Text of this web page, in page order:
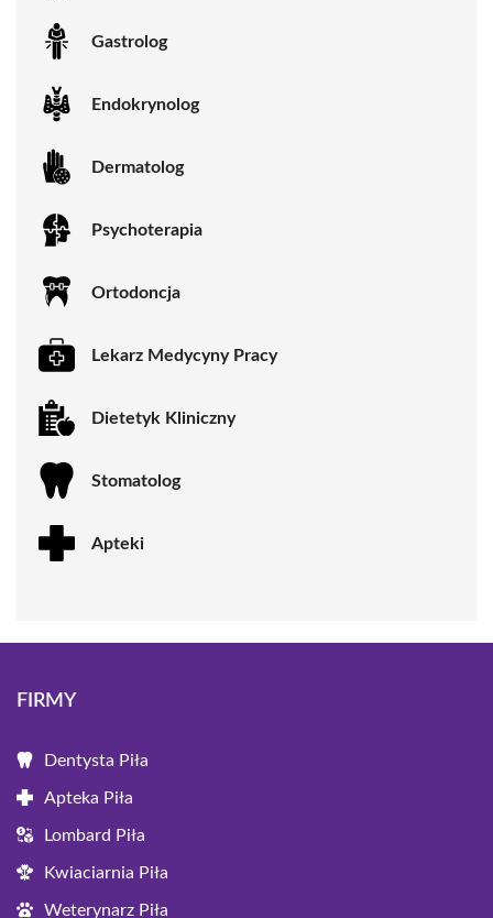
Gastrolog
Endokrynolog
Dermatolog
Psychoterapia
Ortodoncja
Lekarz Medycyny Pracy
Dietetyk Kliniczny
Stomatolog
Apteki
FIRMY
Dentysta Piła
Apteka Piła
Lombard Piła
Kwiaciarnia Piła
Weterynarz Piła